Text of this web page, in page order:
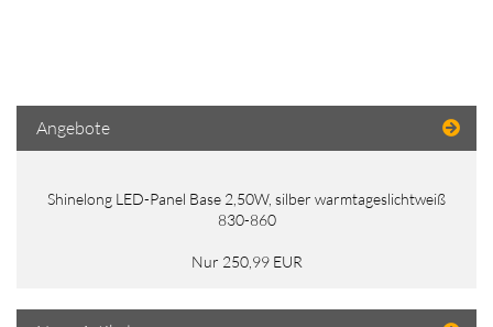
Angebote
Shinelong LED-Panel Base 2,50W, silber warmtageslichtweiß
830-860
Nur 250,99 EUR